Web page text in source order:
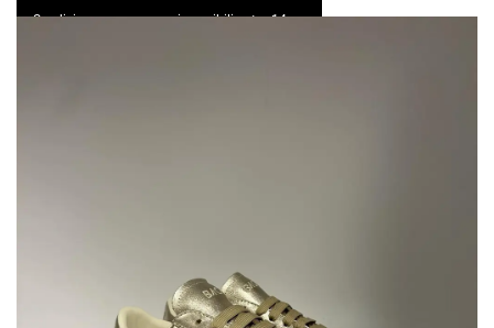
Spedizione express e resi possibili entro 14 gg